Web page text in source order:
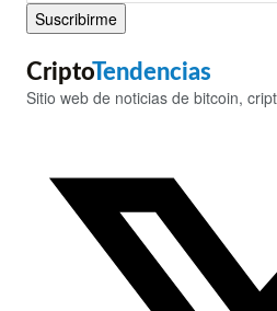
Suscribirme
CriptoTendencias
Sitio web de noticias de bitcoin,